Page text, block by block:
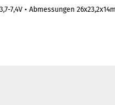
7,4V • Abmessungen